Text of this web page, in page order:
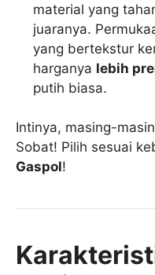
material yang
juaranya.
yang bertekstur
harganya lebih
putih biasa.
Intinya, masing-
Sobat! Pilih sesuai
Gaspol!